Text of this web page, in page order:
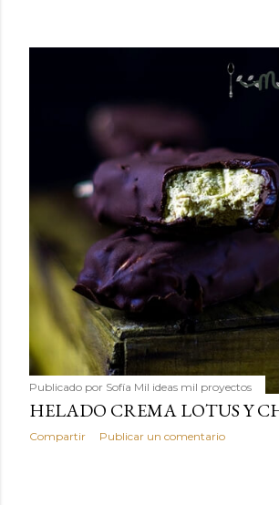
Publicado por Sofía Mil ideas mil proyectos
HELADO CREMA LOTUS Y
Compartir Publicar un comentario